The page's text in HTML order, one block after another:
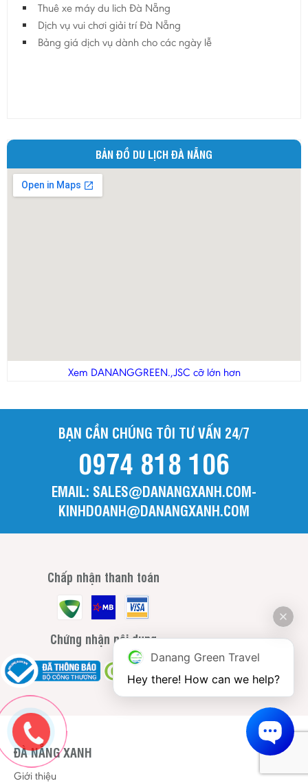
Thuê xe máy du lich Đà Nẵng
Dịch vụ vui chơi giải trí Đà Nẵng
Bảng giá dịch vụ dành cho các ngày lễ
BẢN ĐỒ DU LỊCH ĐÀ NẴNG
Xem DANANGGREEN.,JSC cỡ lớn hơn
BẠN CẦN CHÚNG TÔI TƯ VẤN 24/7
0974 818 106
EMAIL: SALES@DANANGXANH.COM-
KINHDOANH@DANANGXANH.COM
Chấp nhận thanh toán
Chứng nhận nội dung
ĐÀ NẴNG XANH
Giới thiệu
Danang Green Travel
Hey there! How can we help?